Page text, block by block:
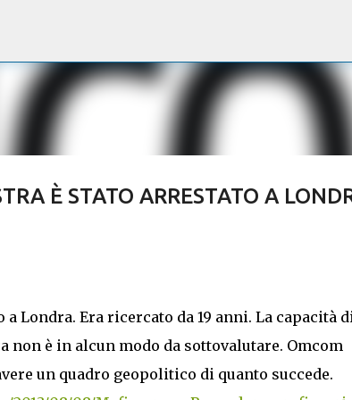
È STATO ARRESTATO A
Londra. Era ricercato da 19 anni. La capacità
è in alcun modo da sottovalutare. Omcom
un quadro geopolitico di quanto succede.